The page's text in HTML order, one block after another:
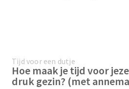
Tijd voor een dutje
Hoe maak je tijd voor
druk gezin? (met